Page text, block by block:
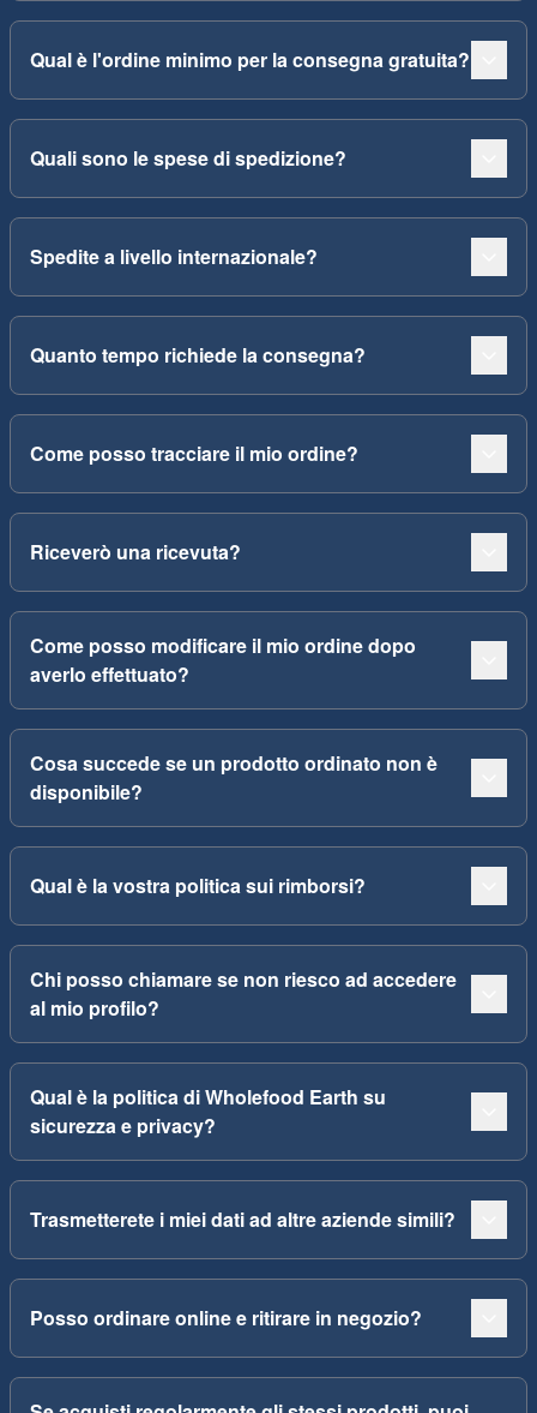
Qual è l'ordine minimo per la consegna gratuita?
Quali sono le spese di spedizione?
Spedite a livello internazionale?
Quanto tempo richiede la consegna?
Come posso tracciare il mio ordine?
Riceverò una ricevuta?
Come posso modificare il mio ordine dopo
averlo effettuato?
Cosa succede se un prodotto ordinato non è
disponibile?
Qual è la vostra politica sui rimborsi?
Chi posso chiamare se non riesco ad accedere
al mio profilo?
Qual è la politica di Wholefood Earth su
sicurezza e privacy?
Trasmetterete i miei dati ad altre aziende simili?
Posso ordinare online e ritirare in negozio?